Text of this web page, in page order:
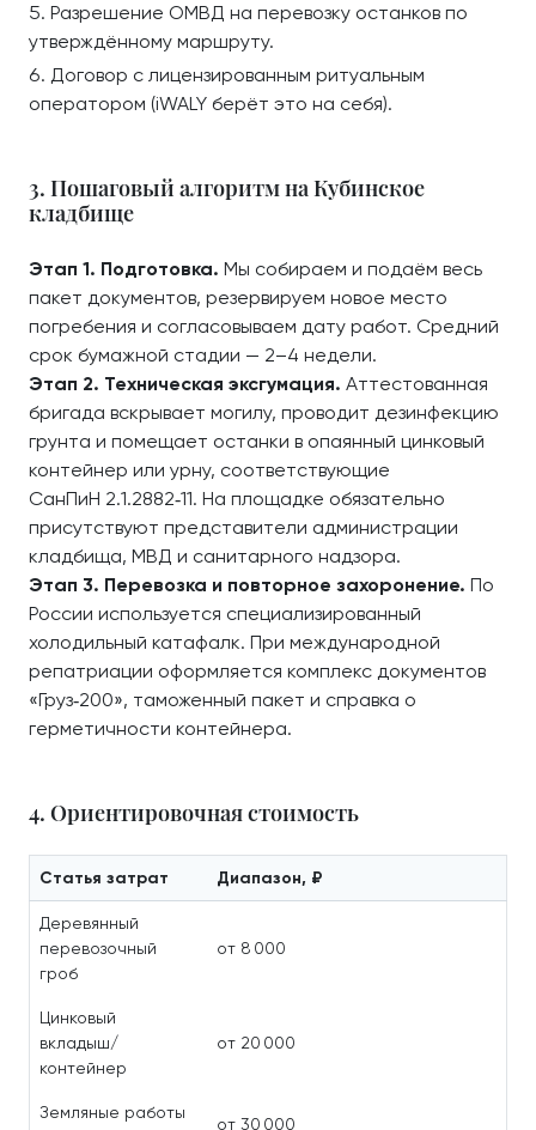
Разрешение ОМВД на перевозку останков по
утверждённому маршруту.
Договор с лицензированным ритуальным
оператором (iWALY берёт это на себя).
3. Пошаговый алгоритм на Кубинское
кладбище
Этап 1. Подготовка. Мы собираем и подаём весь
пакет документов, резервируем новое место
погребения и согласовываем дату работ. Средний
срок бумажной стадии — 2–4 недели.
Этап 2. Техническая эксгумация. Аттестованная
бригада вскрывает могилу, проводит дезинфекцию
грунта и помещает останки в опаянный цинковый
контейнер или урну, соответствующие
СанПиН 2.1.2882‑11. На площадке обязательно
присутствуют представители администрации
кладбища, МВД и санитарного надзора.
Этап 3. Перевозка и повторное захоронение. По
России используется специализированный
холодильный катафалк. При международной
репатриации оформляется комплекс документов
«Груз‑200», таможенный пакет и справка о
герметичности контейнера.
4. Ориентировочная стоимость
Статья затрат Диапазон, ₽
Деревянный
перевозочный
гроб
от 8 000
Цинковый
вкладыш/
контейнер
от 20 000
Земляные работы
от 30 000